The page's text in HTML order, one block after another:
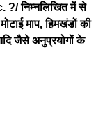
निम्नलिखित में से
माप, हिमखंडों की
जैसे अनुप्रयोगों के